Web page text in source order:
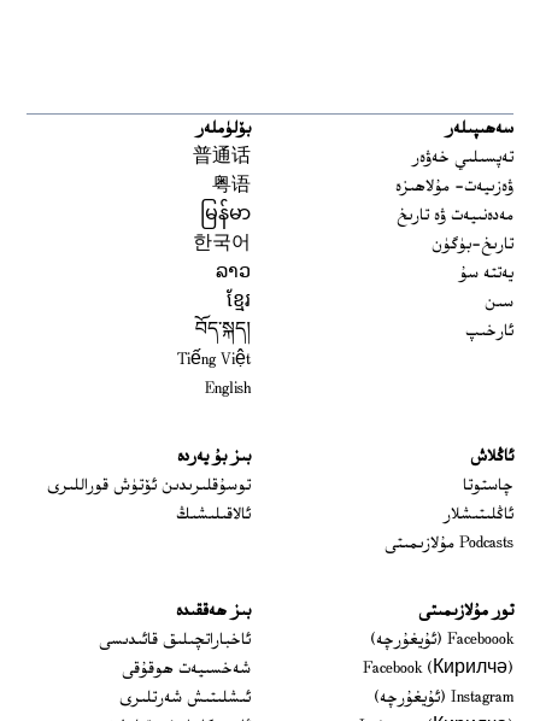
سەھىپىلەر
تەپسىلىي خەۋەر
ۋەزىيەت- مۇلاھىزە
مەدەنىيەت ۋە تارىخ
تارىخ-بۈگۈن
يەتتە سۇ
سىن
ئارخىپ
بۆلۈملەر
普通话
粤语
မြန်မာ
한국어
ລາວ
ខ្មែរ
བོད་སྐད།
Tiếng Việt
English
ئاڭلاش
چاستوتا
ئاڭلىتىشلار
Podcasts مۇلازىمىتى
بىز بۇ يەردە
توسۇقلىرىدىن ئۆتۈش قوراللىرى
ئالاقىلىشىڭ
تور مۇلازىمىتى
Faceboook (ئۇيغۇرچە)
Opens in new window
Facebook (Кирилчә)
Opens in new window
Instagram (ئۇيغۇرچە)
Opens in new window
بىز ھەققىدە
ئاخباراتچىلىق قائىدىسى
شەخسىيەت ھوقۇقى
ئىشلىتىش شەرتلىرى